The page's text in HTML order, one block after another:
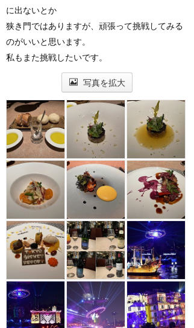
に出ないとか
狭き門ではありますが、頑張って挑戦してみる
のがいいと思います。
私もまた挑戦したいです。
写真を拡大